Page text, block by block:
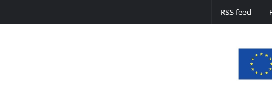
Δε φταίει ο άνεμος… Φταίει η πολιτική
του Γιώργου Σαχίνη
RSS feed